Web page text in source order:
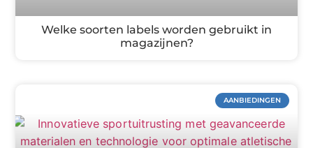
Welke soorten labels worden gebruikt in
magazijnen?
AANBIEDINGEN